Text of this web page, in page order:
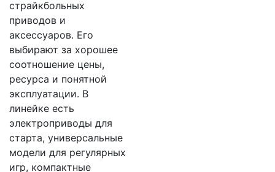
страйкбольных
приводов и
аксессуаров. Его
выбирают за хорошее
соотношение цены,
ресурса и понятной
эксплуатации. В
линейке есть
электроприводы для
старта, универсальные
модели для регулярных
игр, компактные